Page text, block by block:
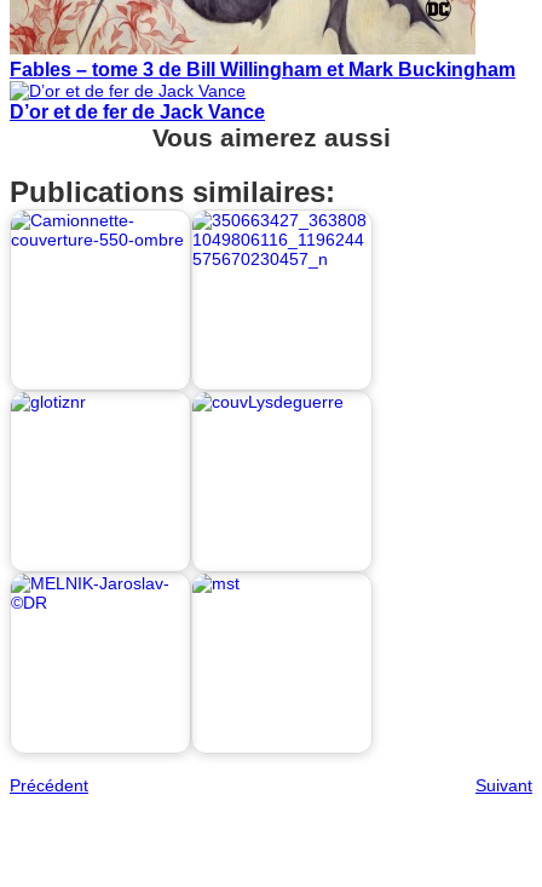
Fables – tome 3 de Bill Willingham et Mark Buckingham
D’or et de fer de Jack Vance
Vous aimerez aussi
Publications similaires:
Précédent Suivant